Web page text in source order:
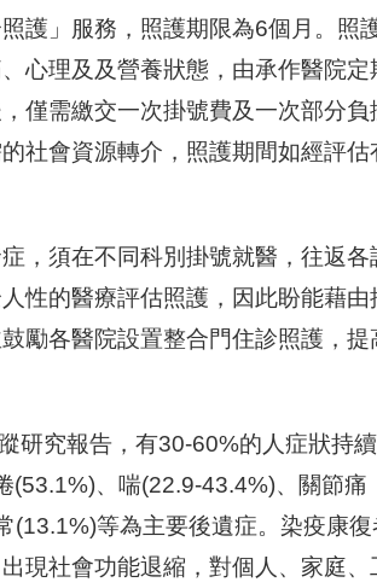
護」服務，照護期限為6個月。照
心理及及營養狀態，由承作醫院定
僅需繳交一次掛號費及一次部分負
社會資源轉介，照護期間如經評估
，須在不同科別掛號就醫，往返各
性的醫療評估照護，因此盼能藉由
勵各醫院設置整合門住診照護，提
研究報告，有30-60%的人症狀持續
(53.1%)、喘(22.9-43.4%)、關節痛
(13.1%)等為主要後遺症。染疫康
現社會功能退縮，對個人、家庭、